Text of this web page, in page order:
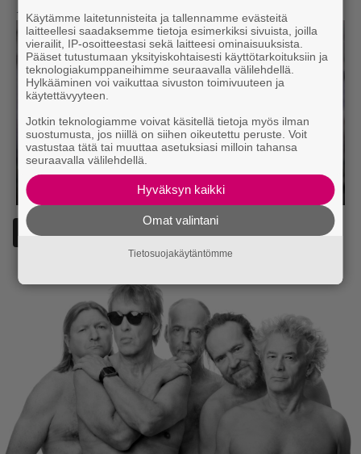
Dixonin
Käytämme laitetunnisteita ja tallennamme evästeitä
laitteellesi saadaksemme tietoja esimerkiksi sivuista, joilla
vierailit, IP-osoitteestasi sekä laitteesi ominaisuuksista.
Pääset tutustumaan yksityiskohtaisesti käyttötarkoituksiin ja
teknologiakumppaneihimme seuraavalla välilehdellä.
Hylkääminen voi vaikuttaa sivuston toimivuuteen ja
käytettävyyteen.
Jotkin teknologiamme voivat käsitellä tietoja myös ilman
suostumusta, jos niillä on siihen oikeutettu peruste. Voit
vastustaa tätä tai muuttaa asetuksiasi milloin tahansa
seuraavalla välilehdellä.
Hyväksyn kaikki
Omat valintani
Tietosuojakäytäntömme